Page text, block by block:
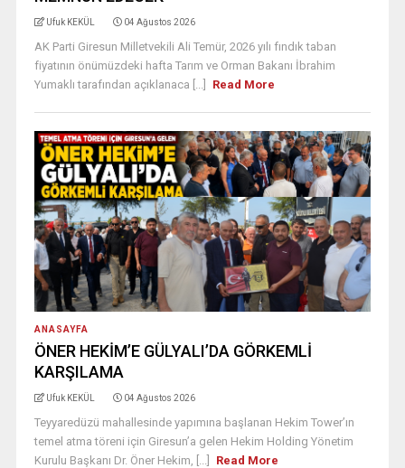
Ufuk KEKÜL 04 Ağustos 2026
AK Parti Giresun Milletvekili Ali Temür, 2026 yılı fındık taban
fiyatının önümüzdeki hafta Tarım ve Orman Bakanı İbrahim
Yumaklı tarafından açıklanaca [...]
Read More
ANASAYFA
ÖNER HEKİM’E GÜLYALI’DA GÖRKEMLİ
KARŞILAMA
Ufuk KEKÜL 04 Ağustos 2026
Teyyaredüzü mahallesinde yapımına başlanan Hekim Tower’ın
temel atma töreni için Giresun’a gelen Hekim Holding Yönetim
Kurulu Başkanı Dr. Öner Hekim, [...]
Read More